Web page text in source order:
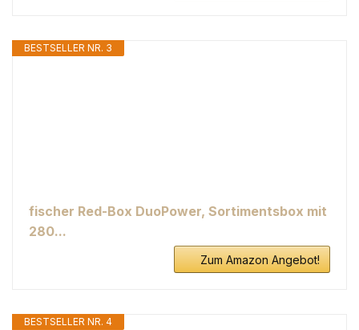
BESTSELLER NR. 3
fischer Red-Box DuoPower, Sortimentsbox mit
280...
Zum Amazon Angebot!
BESTSELLER NR. 4